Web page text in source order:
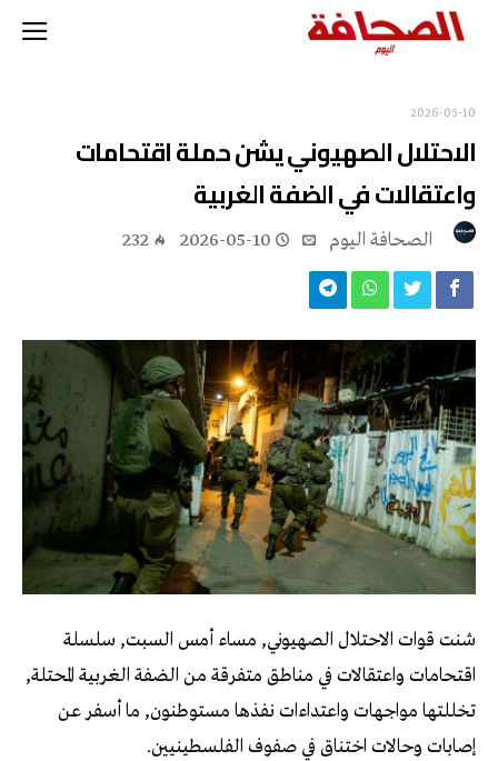
2026-05-10
الاحتلال الصهيوني يشن حملة اقتحامات
واعتقالات في الضفة الغربية
2026-05-10
232
شنت قوات الاحتلال الصهيوني, مساء أمس السبت, سلسلة
اقتحامات واعتقالات في مناطق متفرقة من الضفة الغربية المحتلة,
تخللتها مواجهات واعتداءات نفذها مستوطنون, ما أسفر عن
إصابات وحالات اختناق في صفوف الفلسطينيين.